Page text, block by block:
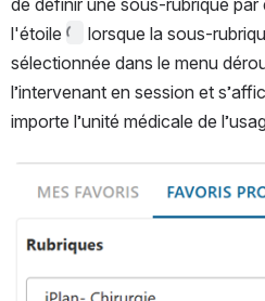
l'étoile
lorsque la sous-
sélectionnée dans le menu
l’intervenant en session et
importe l’unité médicale de